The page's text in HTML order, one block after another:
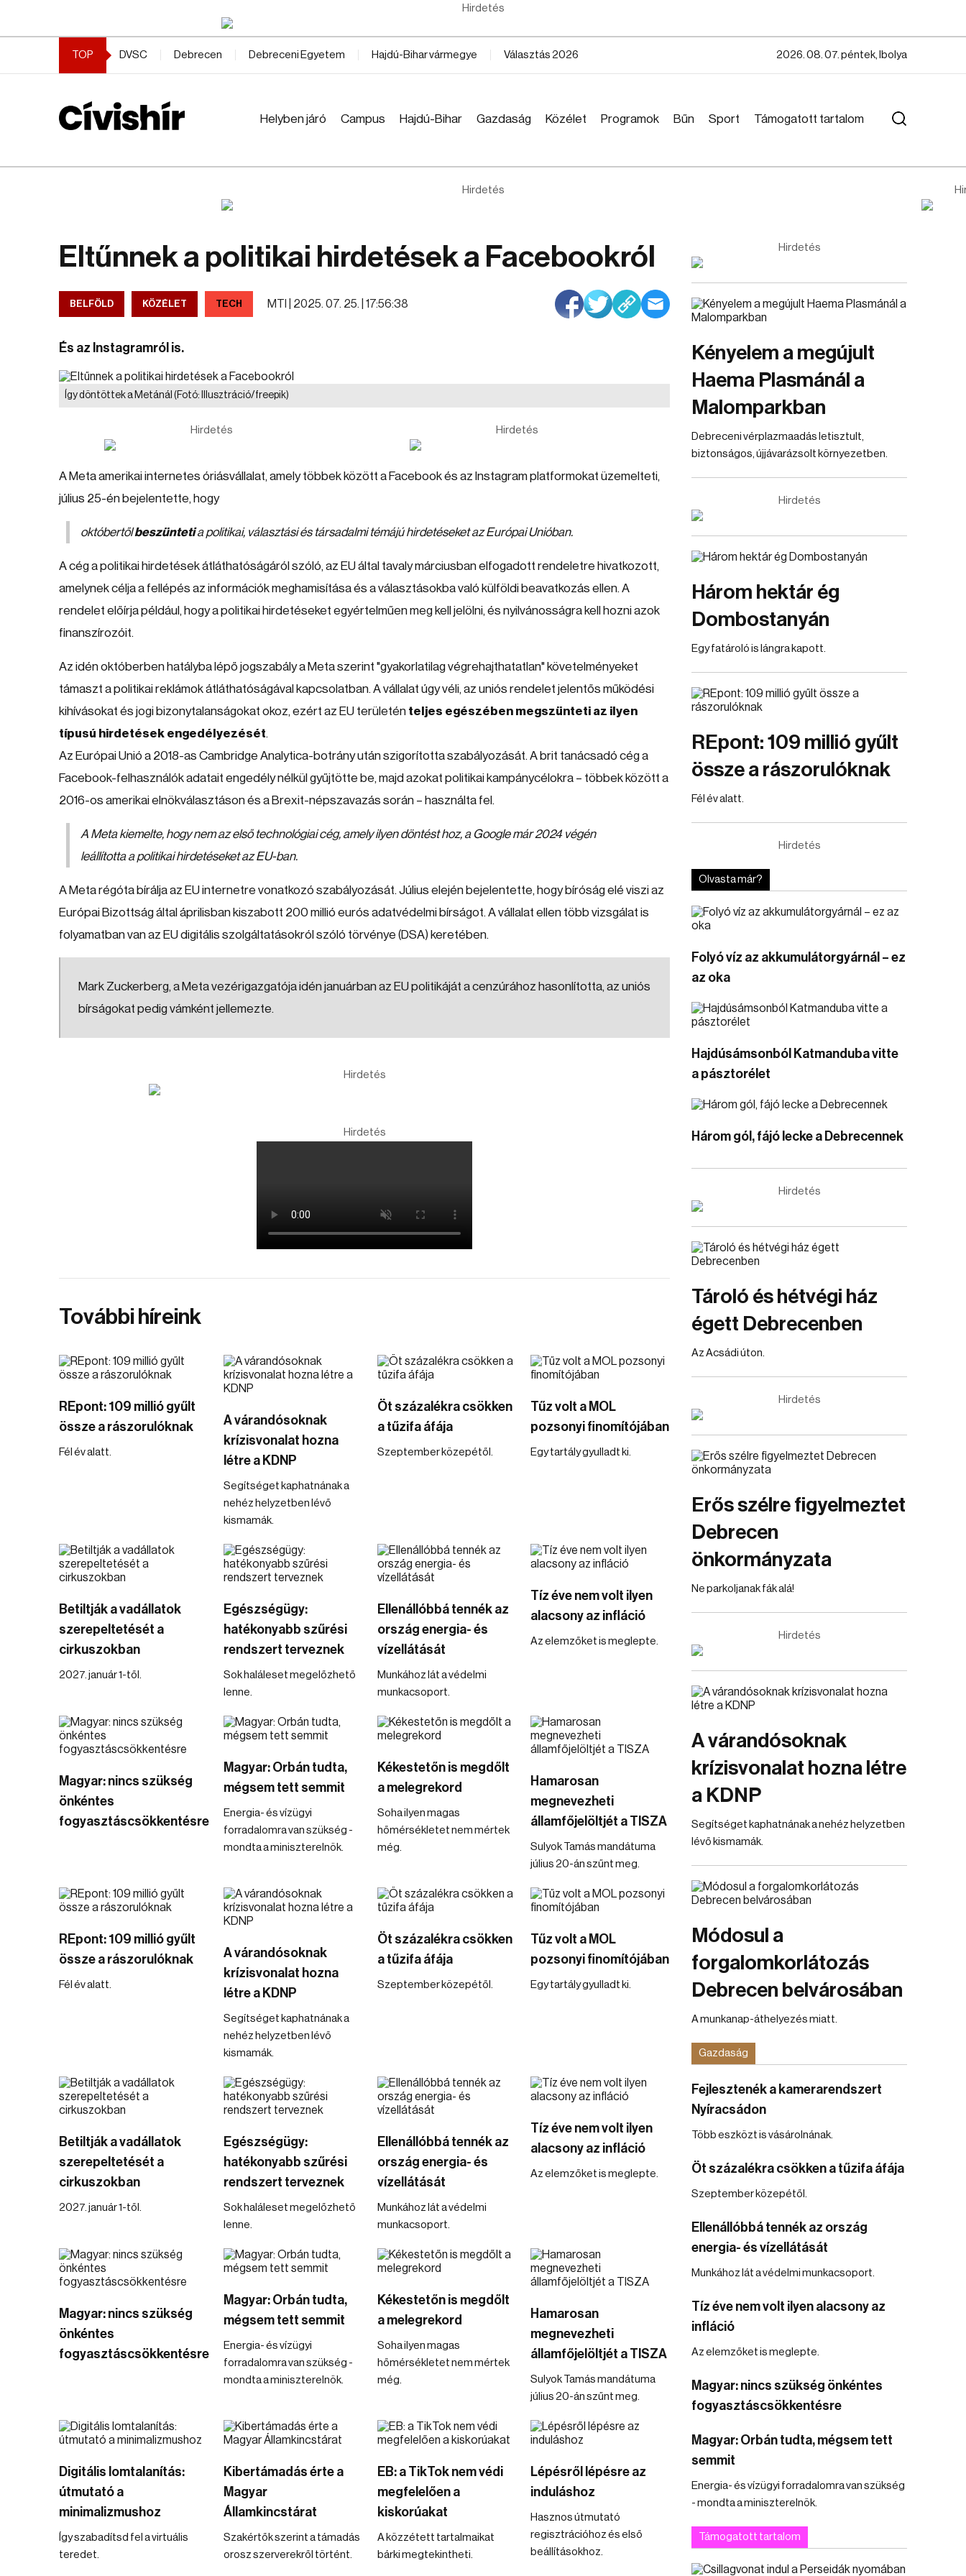
Hirdetés
TOP DVSC Debrecen Debreceni Egyetem Hajdú-Bihar vármegye Választás 2026 2026. 08. 07. péntek, Ibolya
Helyben járó Campus Hajdú-Bihar Gazdaság Közélet Programok Bűn Sport Támogatott tartalom
Hirdetés
Eltűnnek a politikai hirdetések a Facebookról
BELFÖLD KÖZÉLET TECH MTI | 2025. 07. 25. | 17:56:38
És az Instagramról is.
Így döntöttek a Metánál (Fotó: Illusztráció/freepik)
Hirdetés Hirdetés
A Meta amerikai internetes óriásvállalat, amely többek között a Facebook és az Instagram platformokat üzemelteti,
július 25-én bejelentette, hogy
októbertőlbeszüntetia politikai, választási és társadalmi témájú hirdetéseket az Európai Unióban.
A cég a politikai hirdetések átláthatóságáról szóló, az EU által tavaly márciusban elfogadott rendeletre hivatkozott,
amelynek célja a fellépés az információk meghamisítása és a választásokba való külföldi beavatkozás ellen. A
rendelet előírja például, hogy a politikai hirdetéseket egyértelműen meg kell jelölni, és nyilvánosságra kell hozni azok
finanszírozóit.
Az idén októberben hatályba lépő jogszabály a Meta szerint "gyakorlatilag végrehajthatatlan" követelményeket
támaszt a politikai reklámok átláthatóságával kapcsolatban. A vállalat úgy véli, az uniós rendelet jelentős működési
kihívásokat és jogi bizonytalanságokat okoz, ezért az EU területén teljes egészében megszünteti az ilyen
típusú hirdetések engedélyezését.
Az Európai Unió a 2018-as Cambridge Analytica-botrány után szigorította szabályozását. A brit tanácsadó cég a
Facebook-felhasználók adatait engedély nélkül gyűjtötte be, majd azokat politikai kampánycélokra – többek között a
2016-os amerikai elnökválasztáson és a Brexit-népszavazás során – használta fel.
A Meta kiemelte, hogy nem az első technológiai cég, amely ilyen döntést hoz, a Google már 2024 végén
leállította a politikai hirdetéseket az EU-ban.
A Meta régóta bírálja az EU internetre vonatkozó szabályozását. Július elején bejelentette, hogy bíróság elé viszi az
Európai Bizottság által áprilisban kiszabott 200 millió eurós adatvédelmi bírságot. A vállalat ellen több vizsgálat is
folyamatban van az EU digitális szolgáltatásokról szóló törvénye (DSA) keretében.
Mark Zuckerberg, a Meta vezérigazgatója idén januárban az EU politikáját a cenzúrához hasonlította, az uniós
bírságokat pedig vámként jellemezte.
Hirdetés
Hirdetés
További híreink
REpont: 109 millió gyűlt
össze a rászorulóknak
Fél év alatt.
A várandósoknak
krízisvonalat hozna
létre a KDNP
Segítséget kaphatnának a
nehéz helyzetben lévő
kismamák.
Öt százalékra csökken
a tűzifa áfája
Szeptember közepétől.
Tűz volt a MOL
pozsonyi finomítójában
Egy tartály gyulladt ki.
Betiltják a vadállatok
szerepeltetését a
cirkuszokban
2027. január 1-től.
Egészségügy:
hatékonyabb szűrési
rendszert terveznek
Sok haláleset megelőzhető
lenne.
Ellenállóbbá tennék az
ország energia- és
vízellátását
Munkához lát a védelmi
munkacsoport.
Tíz éve nem volt ilyen
alacsony az infláció
Az elemzőket is meglepte.
Magyar: nincs szükség
önkéntes
fogyasztáscsökkentésre
Magyar: Orbán tudta,
mégsem tett semmit
Energia- és vízügyi
forradalomra van szükség -
mondta a miniszterelnök.
Kékestetőn is megdőlt
a melegrekord
Soha ilyen magas
hőmérsékletet nem mértek
még.
Hamarosan
megnevezheti
államfőjelöltjét a TISZA
Sulyok Tamás mandátuma
július 20-án szűnt meg.
REpont: 109 millió gyűlt
össze a rászorulóknak
Fél év alatt.
A várandósoknak
krízisvonalat hozna
létre a KDNP
Segítséget kaphatnának a
nehéz helyzetben lévő
kismamák.
Öt százalékra csökken
a tűzifa áfája
Szeptember közepétől.
Tűz volt a MOL
pozsonyi finomítójában
Egy tartály gyulladt ki.
Betiltják a vadállatok
szerepeltetését a
cirkuszokban
2027. január 1-től.
Egészségügy:
hatékonyabb szűrési
rendszert terveznek
Sok haláleset megelőzhető
lenne.
Ellenállóbbá tennék az
ország energia- és
vízellátását
Munkához lát a védelmi
munkacsoport.
Tíz éve nem volt ilyen
alacsony az infláció
Az elemzőket is meglepte.
Magyar: nincs szükség
önkéntes
fogyasztáscsökkentésre
Magyar: Orbán tudta,
mégsem tett semmit
Energia- és vízügyi
forradalomra van szükség -
mondta a miniszterelnök.
Kékestetőn is megdőlt
a melegrekord
Soha ilyen magas
hőmérsékletet nem mértek
még.
Hamarosan
megnevezheti
államfőjelöltjét a TISZA
Sulyok Tamás mandátuma
július 20-án szűnt meg.
Digitális lomtalanítás:
útmutató a
minimalizmushoz
Így szabadítsd fel a virtuális
teredet.
Kibertámadás érte a
Magyar
Államkincstárat
Szakértők szerint a támadás
orosz szerverekről történt.
EB: a TikTok nem védi
megfelelően a
kiskorúakat
A közzétett tartalmaikat
bárki megtekintheti.
Lépésről lépésre az
induláshoz
Hasznos útmutató
regisztrációhoz és első
beállításokhoz.
Hirdetés
Kényelem a megújult
Haema Plasmánál a
Malomparkban
Debreceni vérplazmaadás letisztult,
biztonságos, újjávarázsolt környezetben.
Hirdetés
Három hektár ég
Dombostanyán
Egy fatároló is lángra kapott.
REpont: 109 millió gyűlt
össze a rászorulóknak
Fél év alatt.
Hirdetés
Olvasta már?
Folyó víz az akkumulátorgyárnál – ez
az oka
Hajdúsámsonból Katmanduba vitte
a pásztorélet
Három gól, fájó lecke a Debrecennek
Hirdetés
Tároló és hétvégi ház
égett Debrecenben
Az Acsádi úton.
Hirdetés
Erős szélre figyelmeztet
Debrecen
önkormányzata
Ne parkoljanak fák alá!
Hirdetés
A várandósoknak
krízisvonalat hozna létre
a KDNP
Segítséget kaphatnának a nehéz helyzetben
lévő kismamák.
Módosul a
forgalomkorlátozás
Debrecen belvárosában
A munkanap-áthelyezés miatt.
Gazdaság
Fejlesztenék a kamerarendszert
Nyíracsádon
Több eszközt is vásárolnának.
Öt százalékra csökken a tűzifa áfája
Szeptember közepétől.
Ellenállóbbá tennék az ország
energia- és vízellátását
Munkához lát a védelmi munkacsoport.
Tíz éve nem volt ilyen alacsony az
infláció
Az elemzőket is meglepte.
Magyar: nincs szükség önkéntes
fogyasztáscsökkentésre
Magyar: Orbán tudta, mégsem tett
semmit
Energia- és vízügyi forradalomra van szükség
- mondta a miniszterelnök.
Támogatott tartalom